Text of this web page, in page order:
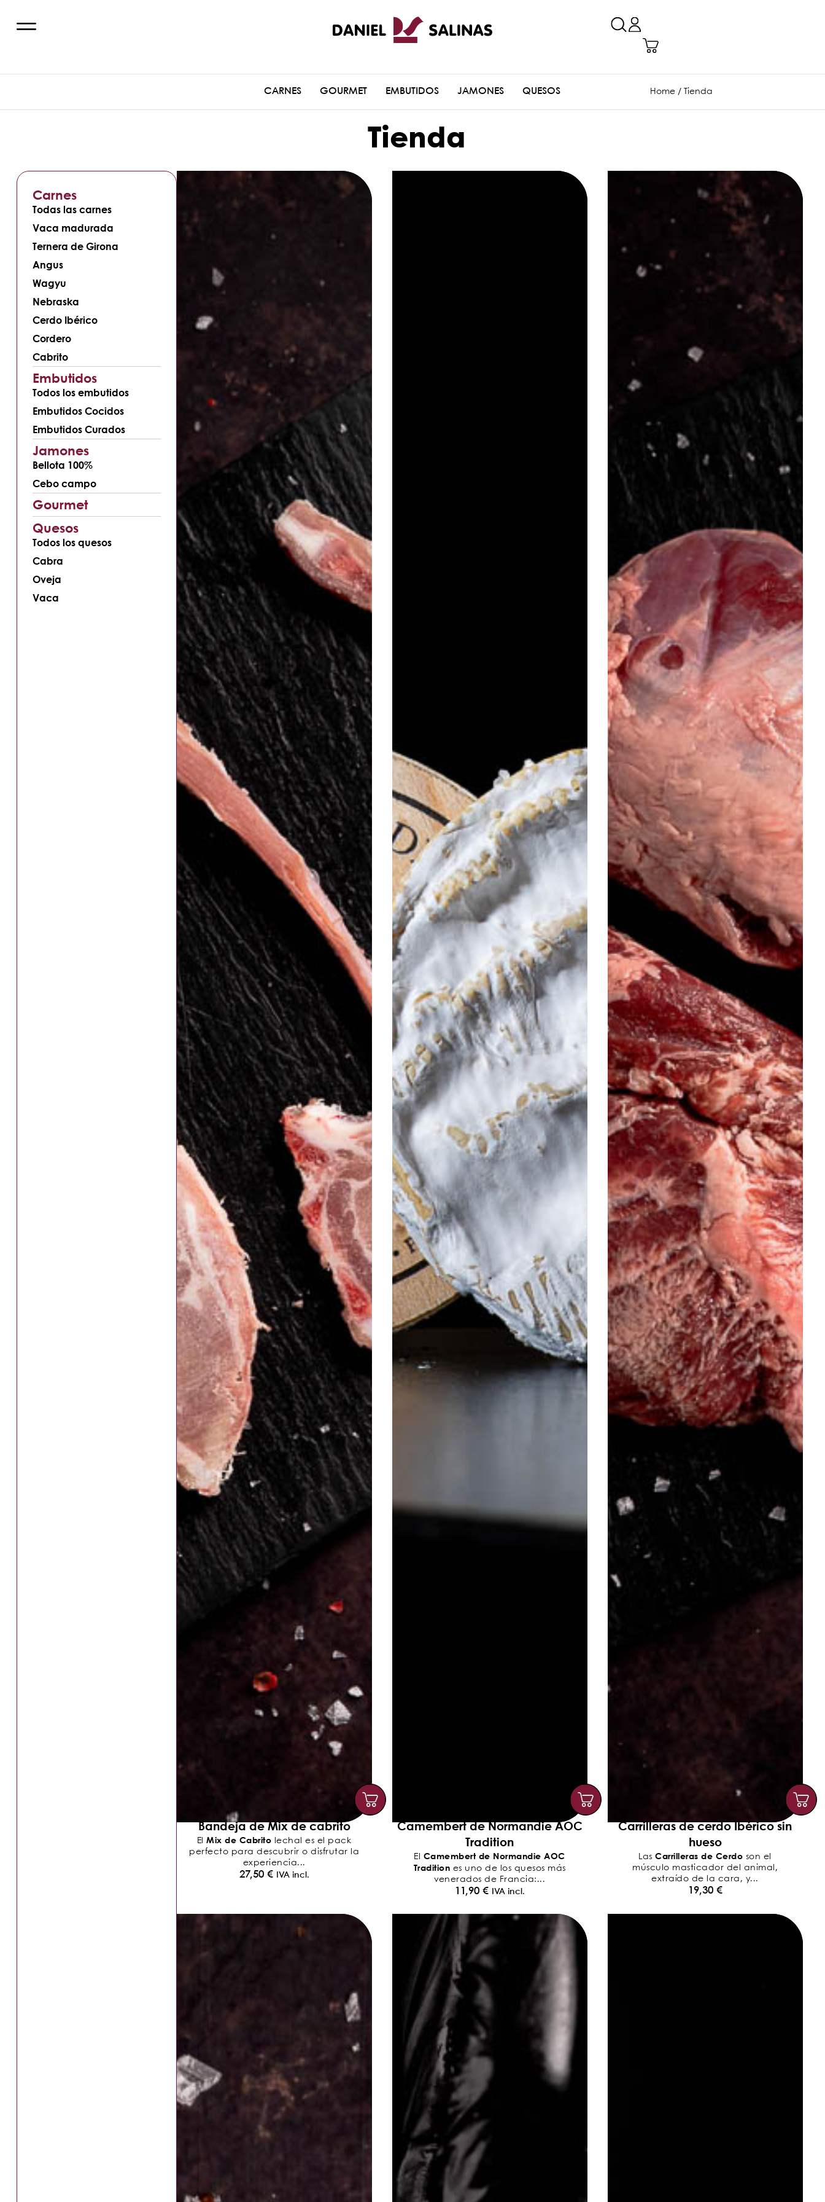
CARNES GOURMET EMBUTIDOS JAMONES QUESOS Home / Tienda
Tienda
Carnes
Todas las carnes
Vaca madurada
Ternera de Girona
Angus
Wagyu
Nebraska
Cerdo Ibérico
Cordero
Cabrito
Embutidos
Todos los embutidos
Embutidos Cocidos
Embutidos Curados
Jamones
Bellota 100%
Cebo campo
Gourmet
Quesos
Todos los quesos
Cabra
Oveja
Vaca
Bandeja de Mix de cabrito
ElMix de Cabrito lechal es el pack
perfecto para descubrir o disfrutar la
experiencia...
27,50 € IVA incl.
Camembert de Normandie AOC
Tradition
El Camembert de Normandie AOC
Tradition es uno de los quesos más
venerados de Francia:...
11,90 € IVA incl.
Carrilleras de cerdo Ibérico sin
hueso
LasCarrilleras de Cerdo son el
músculo masticador del animal,
extraído de la cara, y...
19,30 €